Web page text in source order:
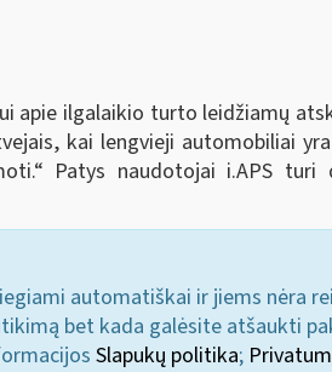
ilgalaikio turto leidžiamų
kai lengvieji automobiliai
“ Patys naudotojai i.APS
automatiškai ir jiems nėra
bet kada galėsite atšaukti
Slapukų politika;